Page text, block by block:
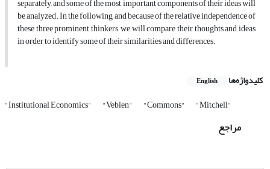
separately, and some of the most important components of their ideas will
be analyzed. In the following, and because of the relative independence of
these three prominent thinkers, we will compare their thoughts and ideas
in order to identify some of their similarities and differences.
کلیدواژه‌ها English
"Institutional Economics" "Veblen" "Commons" "Mitchell"
مراجع